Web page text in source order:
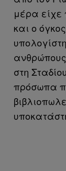
μέρα είχε
και ο
στη
πρόσωπα